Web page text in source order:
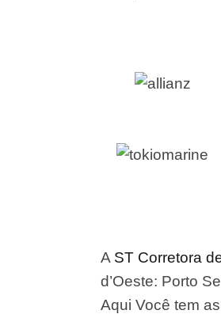
A ST Corretora
d’Oeste: Porto
Aqui Você tem